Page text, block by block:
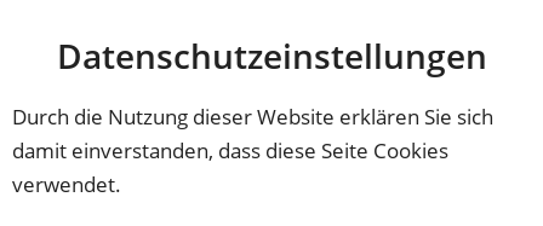
Datenschutz­einstellungen
Durch die Nutzung dieser Website erklären Sie sich
damit einverstanden, dass diese Seite Cookies
verwendet.
INHALT ANSPRINGEN
Coburg
NACHBARSCHAFTSTREFF CREIDLITZ